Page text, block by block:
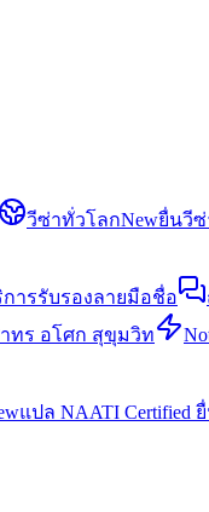
วีซ่าทั่วโลกNewยื่นวีซ่
ารรับรองลายมือชื่อ
ทร อโศก สุขุมวิท
แปล NAATI Certified